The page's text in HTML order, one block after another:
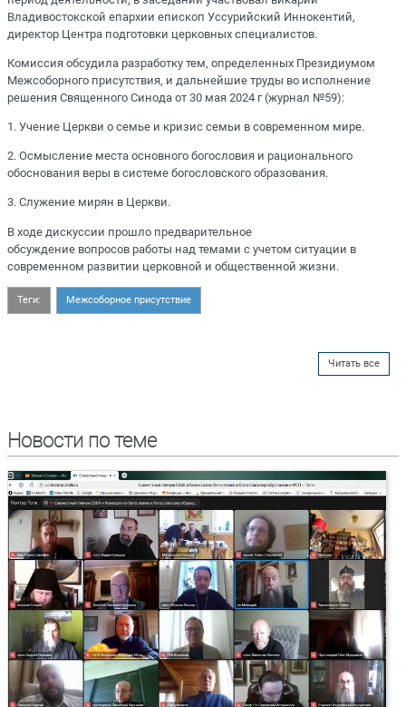
Владивостокской епархии епископ Уссурийский Иннокентий,
директор Центра подготовки церковных специалистов.
Комиссия обсудила разработку тем, определенных Президиумом
Межсоборного присутствия, и дальнейшие труды во исполнение
решения Священного Синода от 30 мая 2024 г (журнал №59):
1. Учение Церкви о семье и кризис семьи в современном мире.
2. Осмысление места основного богословия и рационального
обоснования веры в системе богословского образования.
3. Служение мирян в Церкви.
В ходе дискуссии прошло предварительное
обсуждение вопросов работы над темами с учетом ситуации в
современном развитии церковной и общественной жизни.
Теги: Межсоборное присутствие
Читать все
Новости по теме